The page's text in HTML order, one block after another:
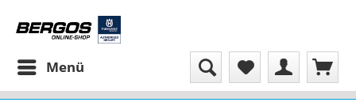
Menü